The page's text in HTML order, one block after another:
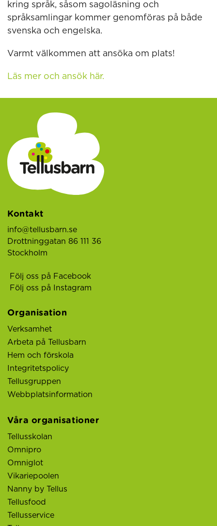
kring språk, såsom sagoläsning och
språksamlingar kommer genomföras på både
svenska och engelska.
Varmt välkommen att ansöka om plats!
Läs mer och ansök här.
Kontakt
info@tellusbarn.se
Drottninggatan 86 111 36
Stockholm
Följ oss på Facebook
Följ oss på Instagram
Organisation
Verksamhet
Arbeta på Tellusbarn
Hem och förskola
Integritetspolicy
Tellusgruppen
Webbplatsinformation
Våra organisationer
Tellusskolan
Omnipro
Omniglot
Vikariepoolen
Nanny by Tellus
Tellusfood
Tellusservice